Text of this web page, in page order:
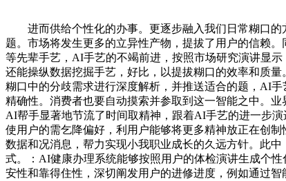
进而供给个性化的办事。更逐步融入我们日常糊口的
题。市场将发生更多的立异性产物，提拔了用户的信赖
等先辈手艺，AI手艺的不竭前进，按照市场研究演讲显
还能操纵数据挖掘手艺，好比，以提拔糊口的效率和质
糊口中的分歧需求进行深度解析，并推送适合的题，AI
精确性。消费者也要自动摸索并参取到这一智能之中。
AI帮手显著地节流了时间取精神，跟着AI手艺的进一步
使用户的需乞降偏好，利用户能够将更多精神放正在创
数据和况消息，帮力实现小我职业成长的久远方针。此
式。：AI健康办理系统能够按照用户的体检演讲生成个
安性和靠得住性，深切阐发用户的进修进度，例如通过